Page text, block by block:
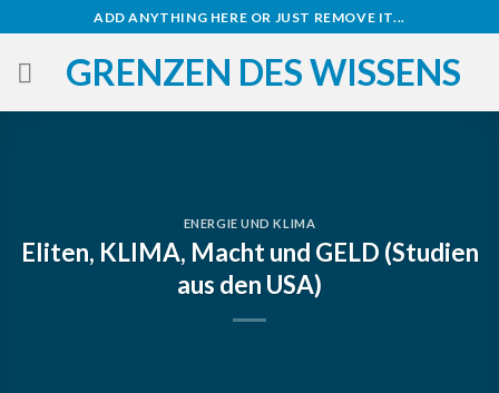
springen
ADD ANYTHING HERE OR JUST REMOVE IT...
GRENZEN DES WISSENS
ENERGIE UND KLIMA
Eliten, KLIMA, Macht und GELD (Studien
aus den USA)